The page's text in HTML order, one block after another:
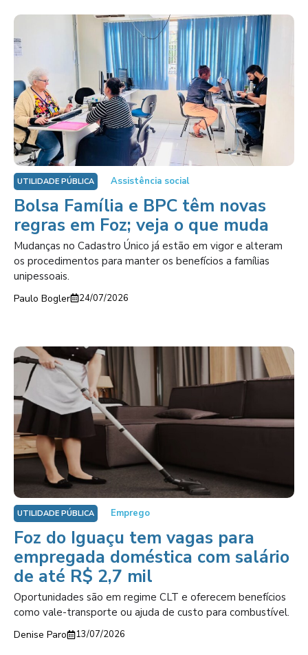
UTILIDADE PÚBLICA Assistência social
Bolsa Família e BPC têm novas
regras em Foz; veja o que muda
Mudanças no Cadastro Único já estão em vigor e alteram
os procedimentos para manter os benefícios a famílias
unipessoais.
Paulo Bogler 24/07/2026
UTILIDADE PÚBLICA Emprego
Foz do Iguaçu tem vagas para
empregada doméstica com salário
de até R$ 2,7 mil
Oportunidades são em regime CLT e oferecem benefícios
como vale-transporte ou ajuda de custo para combustível.
Denise Paro 13/07/2026